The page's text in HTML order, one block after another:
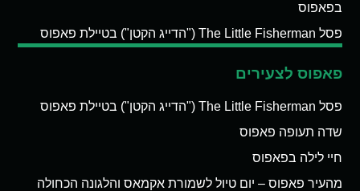
בפאפוס
פסל The Little Fisherman ("הדייג הקטן") בטיילת פאפוס
פאפוס לצעירים
פסל The Little Fisherman ("הדייג הקטן") בטיילת פאפוס
שדה תעופה פאפוס
חיי לילה בפאפוס
מהעיר פאפוס – יום טיול לשמורת אקמאס והלגונה הכחולה